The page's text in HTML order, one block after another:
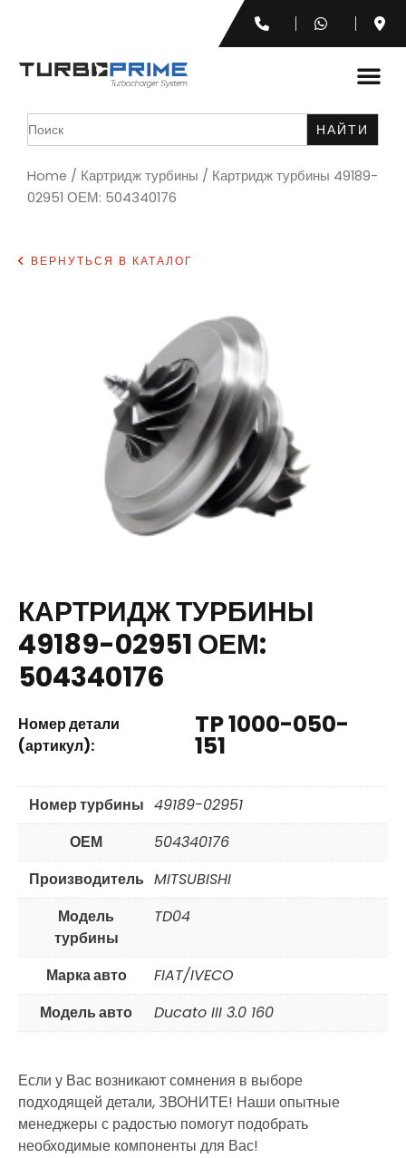
Search
for:
Home / Картридж турбины / Картридж турбины 49189-
02951 ОЕМ: 504340176
ВЕРНУТЬСЯ В КАТАЛОГ
КАРТРИДЖ ТУРБИНЫ
49189-02951 ОЕМ:
504340176
Номер детали
(артикул):
TP 1000-050-
151
Номер турбины 49189-02951
ОЕМ
504340176
Производитель MITSUBISHI
Модель
турбины
TD04
Марка авто
FIAT/IVECO
Модель авто
Ducato III 3.0 160
Если у Вас возникают сомнения в выборе
подходящей детали, ЗВОНИТЕ! Наши опытные
менеджеры с радостью помогут подобрать
необходимые компоненты для Вас!